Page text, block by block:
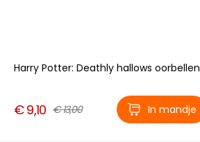
Harry Potter: Deathly hallows oorbellen
€ 9,10 € 13,00 In mandje